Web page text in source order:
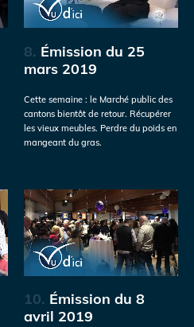
8. Émission du 25
mars 2019
Cette semaine : le Marché public des
cantons bientôt de retour. Récupérer
les vieux meubles. Perdre du poids en
mangeant du gras.
10. Émission du 8
avril 2019